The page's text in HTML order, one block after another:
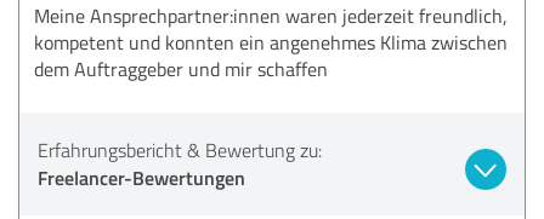
Meine Ansprechpartner:innen waren jederzeit freundlich,
kompetent und konnten ein angenehmes Klima zwischen
dem Auftraggeber und mir schaffen
Erfahrungsbericht & Bewertung zu:
Freelancer-Bewertungen